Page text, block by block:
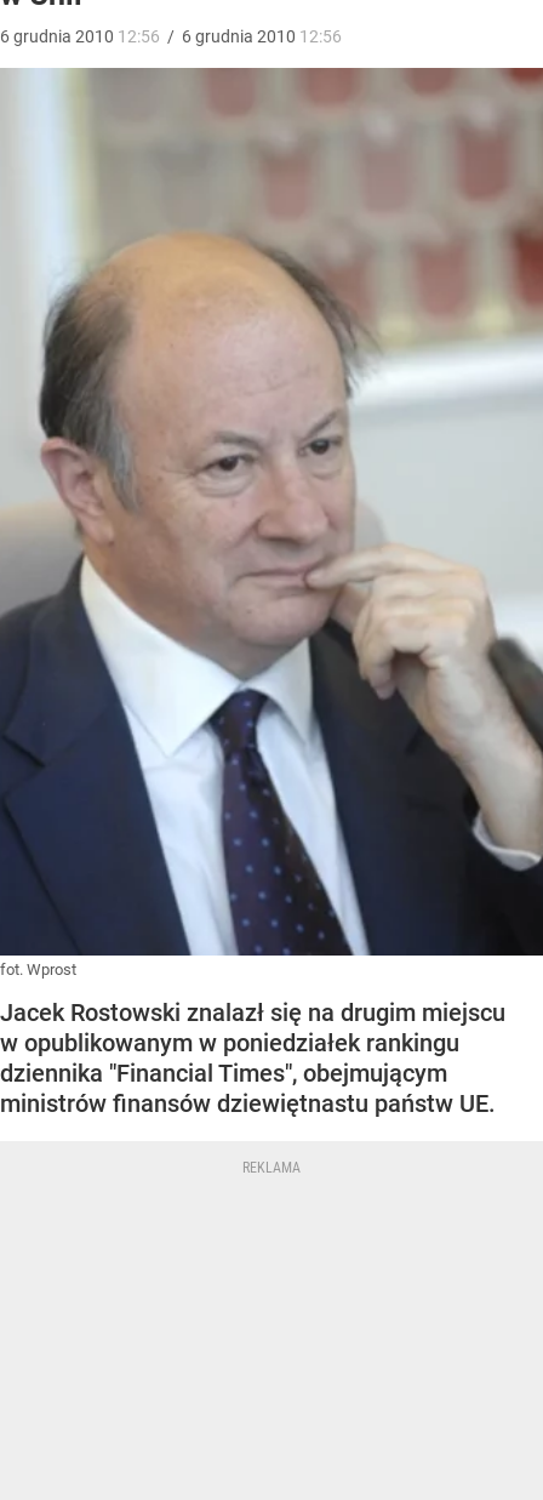
6grudnia 2010 12:56 / 6grudnia 2010 12:56
fot. Wprost
Jacek Rostowski znalazł się na drugim miejscu
w opublikowanym w poniedziałek rankingu
dziennika "Financial Times", obejmującym
ministrów finansów dziewiętnastu państw UE.